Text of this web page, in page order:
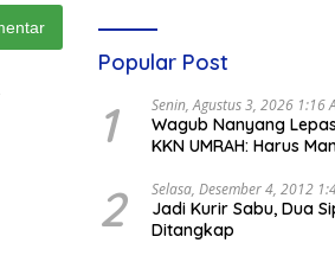
Popular Post
1 Senin, Agustus 3, 2026 1:16
Wagub Nanyang
KKN UMRAH: Harus
2 Selasa, Desember 4, 2012
Jadi Kurir Sabu, Dua
Ditangkap